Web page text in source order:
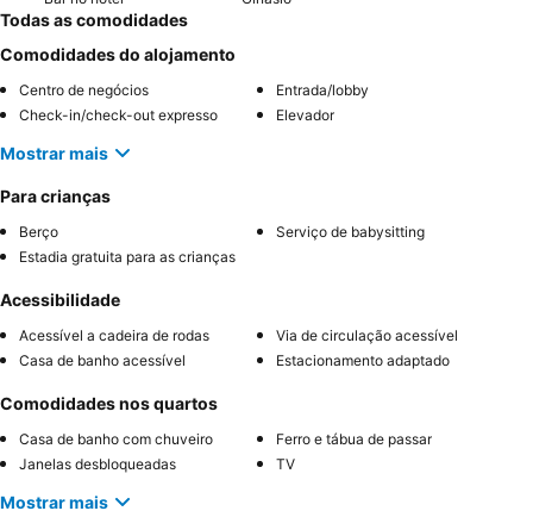
Todas as comodidades
Comodidades do alojamento
Centro de negócios
Entrada/lobby
Check-in/check-out expresso
Elevador
Mostrar mais
Para crianças
Berço
Serviço de babysitting
Estadia gratuita para as crianças
Acessibilidade
Acessível a cadeira de rodas
Via de circulação acessível
Casa de banho acessível
Estacionamento adaptado
Comodidades nos quartos
Casa de banho com chuveiro
Ferro e tábua de passar
Janelas desbloqueadas
TV
Mostrar mais